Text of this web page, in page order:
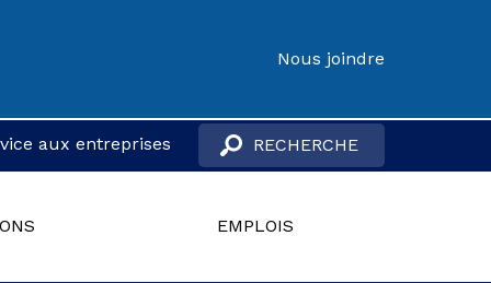
Nous joindre
aux entreprises
EMPLOIS